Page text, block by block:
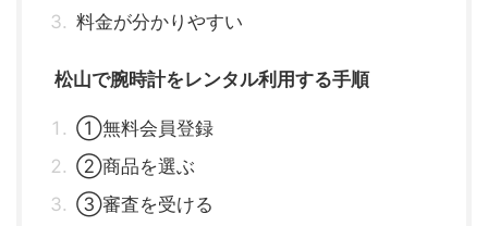
料金が分かりやすい
松山で腕時計をレンタル利用する手順
①無料会員登録
②商品を選ぶ
③審査を受ける